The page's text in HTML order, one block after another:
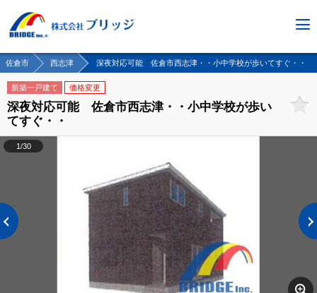
佐倉市 西志津 深夜対応可能 佐倉市西志津・・小中学校が歩いてすぐ・・
新築一戸建て 価格変更
深夜対応可能 佐倉市西志津・・小中学校が歩い
てすぐ・・
1/30